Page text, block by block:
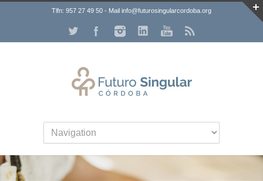
Tlfn: 957 27 49 50 - Mail info@futurosingularcordoba.org